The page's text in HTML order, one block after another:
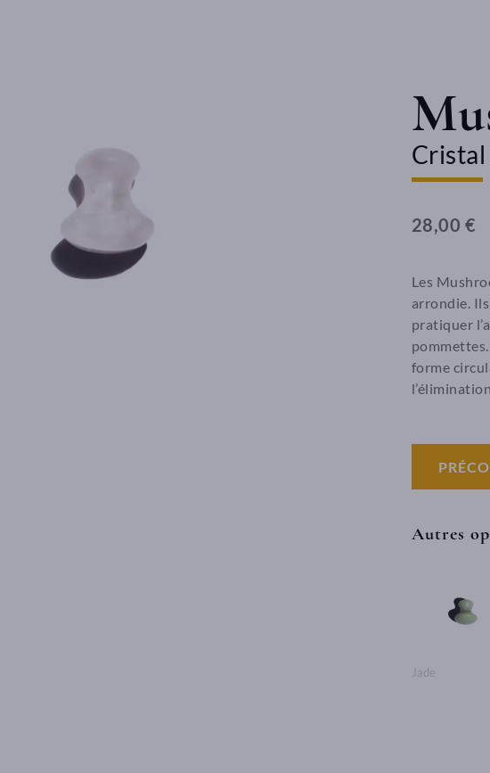
Cristal
28,00 €
Les
arrondie.
pratiquer
forme
Autres
Jade